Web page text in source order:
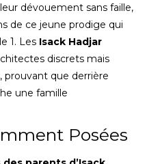
dévouement sans faille,
de ce jeune prodige qui
1. Les Isack Hadjar
discrets mais
prouvant que derrière
une famille
Posées